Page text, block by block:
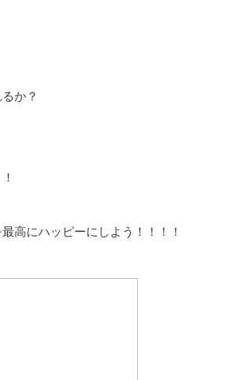
か？
高にハッピーにしよう！！！！